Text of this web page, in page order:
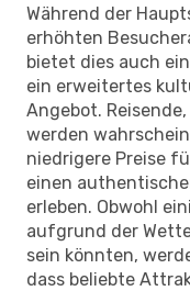
Während der
erhöhten
bietet dies auch
ein erweitertes
Angebot.
werden
niedrigere Preise
einen
erleben. Obwohl
aufgrund der
sein könnten,
dass beliebte